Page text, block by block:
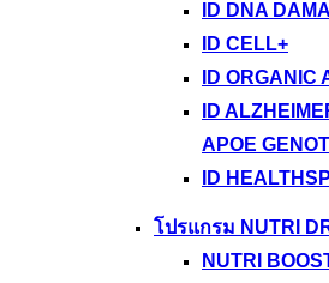
ID DNA
ID CELL+
ID ORGANIC
ID
APOE
ID
โปรแกรม NUTRI
NUTRI